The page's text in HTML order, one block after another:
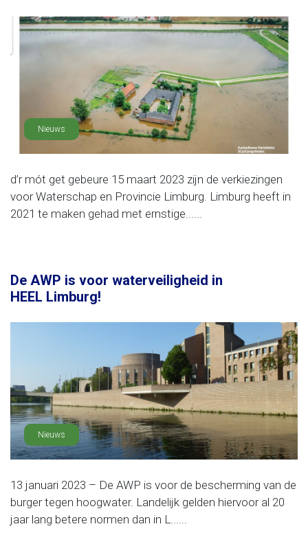
Nieuws
d’r mót get gebeure 15 maart 2023 zijn de verkiezingen
voor Waterschap en Provincie Limburg. Limburg heeft in
2021 te maken gehad met ernstige......
De AWP is voor waterveiligheid in
HEEL Limburg!
Nieuws
13 januari 2023 – De AWP is voor de bescherming van de
burger tegen hoogwater. Landelijk gelden hiervoor al 20
jaar lang betere normen dan in L......